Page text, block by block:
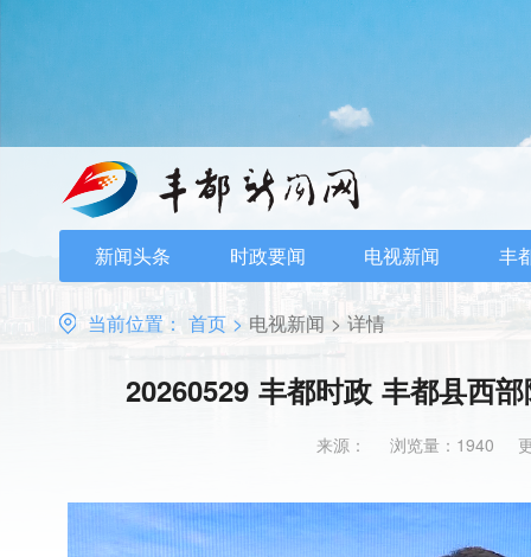
新闻头条 时政要闻 电视新闻 丰
当前位置： 首页 > 电视新闻 > 详情
20260529 丰都时政 丰都县西
来源： 浏览量：1940